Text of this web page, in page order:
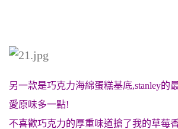
另一款是巧克力海綿蛋糕基底,stanley的
愛原味多一點!
不喜歡巧克力的厚重味道搶了我的草莓